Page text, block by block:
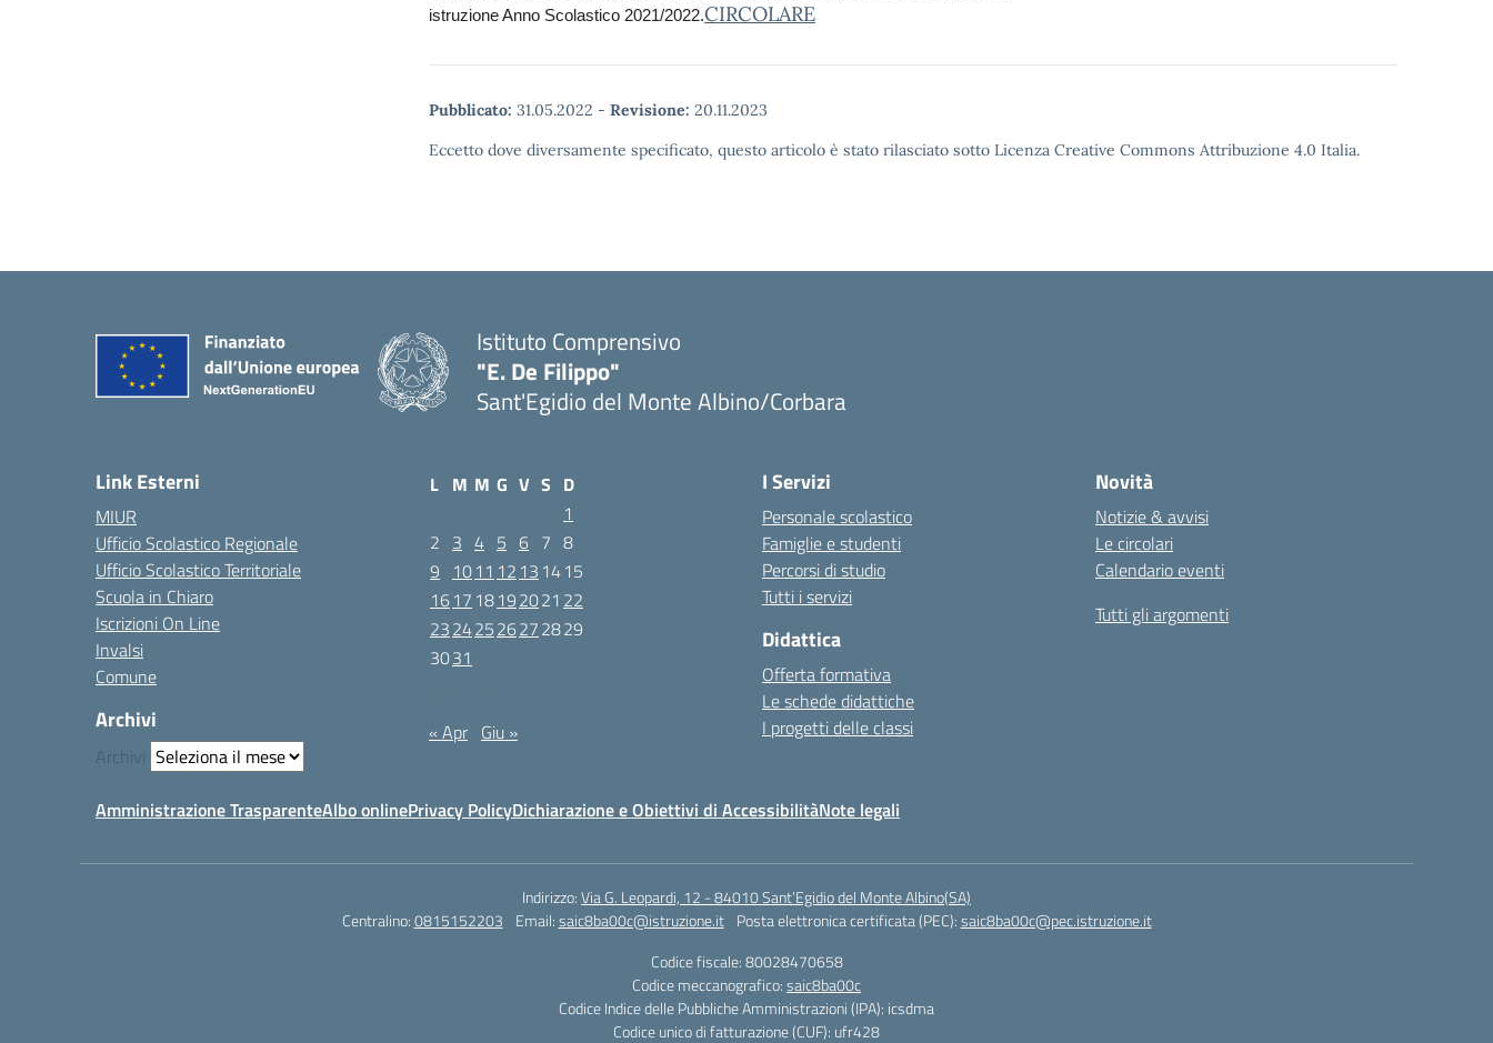
istruzione Anno Scolastico 2021/2022.CIRCOLARE
Pubblicato: 31.05.2022 - Revisione: 20.11.2023
Eccetto dove diversamente specificato, questo articolo è stato rilasciato sotto Licenza Creative Commons Attribuzione 4.0 Italia.
Istituto Comprensivo
"E. De Filippo"
Sant'Egidio del Monte Albino/Corbara
Link Esterni
MIUR
Ufficio Scolastico Regionale
Ufficio Scolastico Territoriale
Scuola in Chiaro
Iscrizioni On Line
Invalsi
Comune
Archivi
Archivi
L M M G V S D
1
2 3 4 5 6 7 8
9 1011 12 13 1415
1617 18192021 22
23242526272829
3031
« Apr Giu »
I Servizi
Personale scolastico
Famiglie e studenti
Percorsi di studio
Tutti i servizi
Didattica
Offerta formativa
Le schede didattiche
I progetti delle classi
Novità
Notizie & avvisi
Le circolari
Calendario eventi
Tutti gli argomenti
Amministrazione TrasparenteAlbo onlinePrivacy PolicyDichiarazione e Obiettivi di AccessibilitàNote legali
Indirizzo:Via G. Leopardi, 12 - 84010 Sant’Egidio del Monte Albino(SA)
Centralino:0815152203 Email:saic8ba00c@istruzione.it Posta elettronica certificata (PEC):saic8ba00c@pec.istruzione.it
Codice fiscale: 80028470658
Codice meccanografico:saic8ba00c
Codice Indice delle Pubbliche Amministrazioni (IPA): icsdma
Codice unico di fatturazione (CUF): ufr428